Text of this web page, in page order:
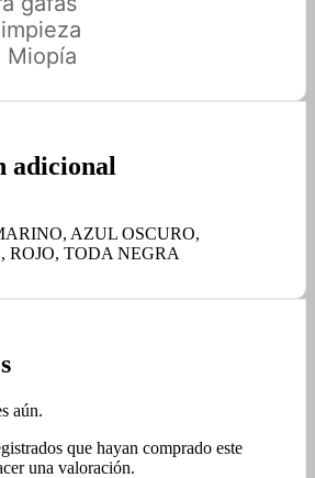
Miopía
adicional
AZUL OSCURO,
ROJO, TODA NEGRA
aún.
que hayan comprado este
una valoración.